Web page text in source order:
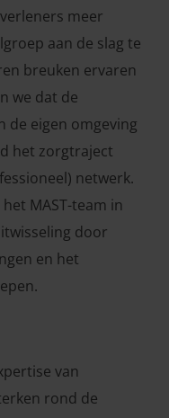
meer
aan de slag te
breuken ervaren
we dat de
de eigen omgeving
het zorgtraject
netwerk.
MAST-team in
door
en het
van
rond de